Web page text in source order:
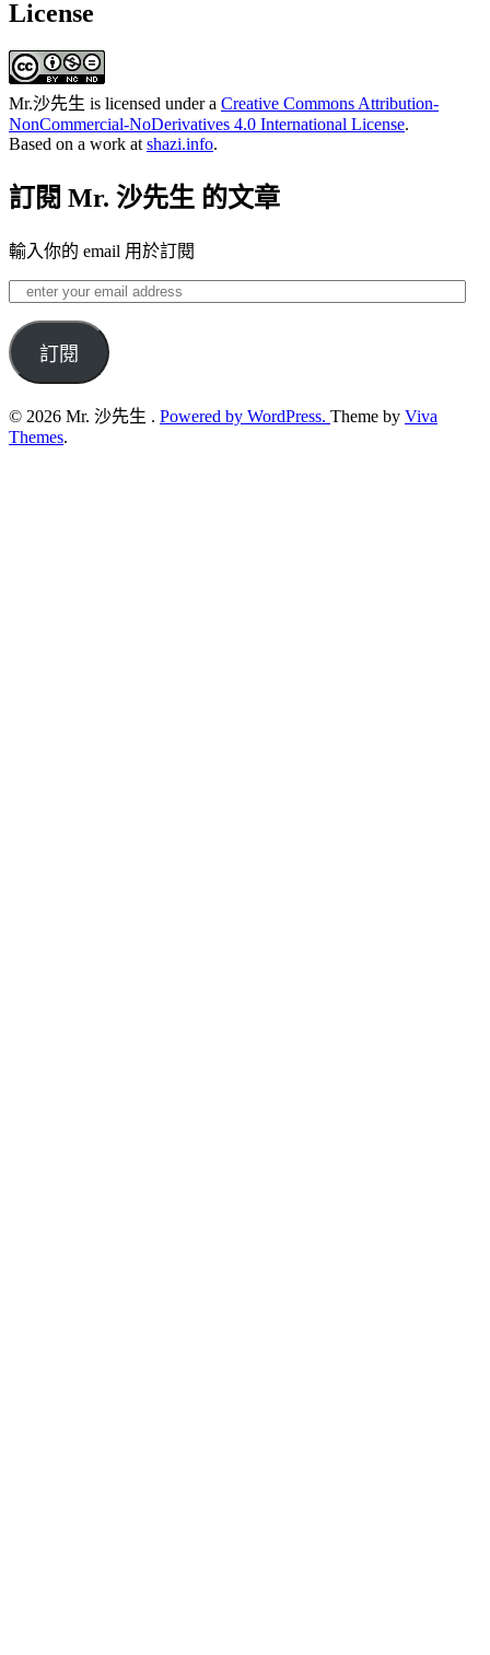
License
Mr.沙先生 is licensed under a Creative Commons Attribution-
NonCommercial-NoDerivatives 4.0 International License.
Based on a work at shazi.info.
訂閱 Mr. 沙先生 的文章
輸入你的 email 用於訂閱
enter
your
email
address訂閱
© 2026 Mr. 沙先生 . Powered by WordPress. Theme by Viva
Themes.